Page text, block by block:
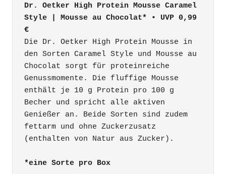
Dr. Oetker High Protein Mousse Caramel
Style | Mousse au Chocolat* • UVP 0,99
€
Die Dr. Oetker High Protein Mousse in
den Sorten Caramel Style und Mousse au
Chocolat sorgt für proteinreiche
Genussmomente. Die fluffige Mousse
enthält je 10 g Protein pro 100 g
Becher und spricht alle aktiven
Genießer an. Beide Sorten sind zudem
fettarm und ohne Zuckerzusatz
(enthalten von Natur aus Zucker).
*eine Sorte pro Box